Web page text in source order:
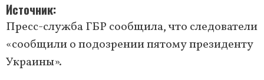
Источник
Пресс-служба ГБР сообщила, что следователи
«сообщили о подозрении пятому президенту
Украины».